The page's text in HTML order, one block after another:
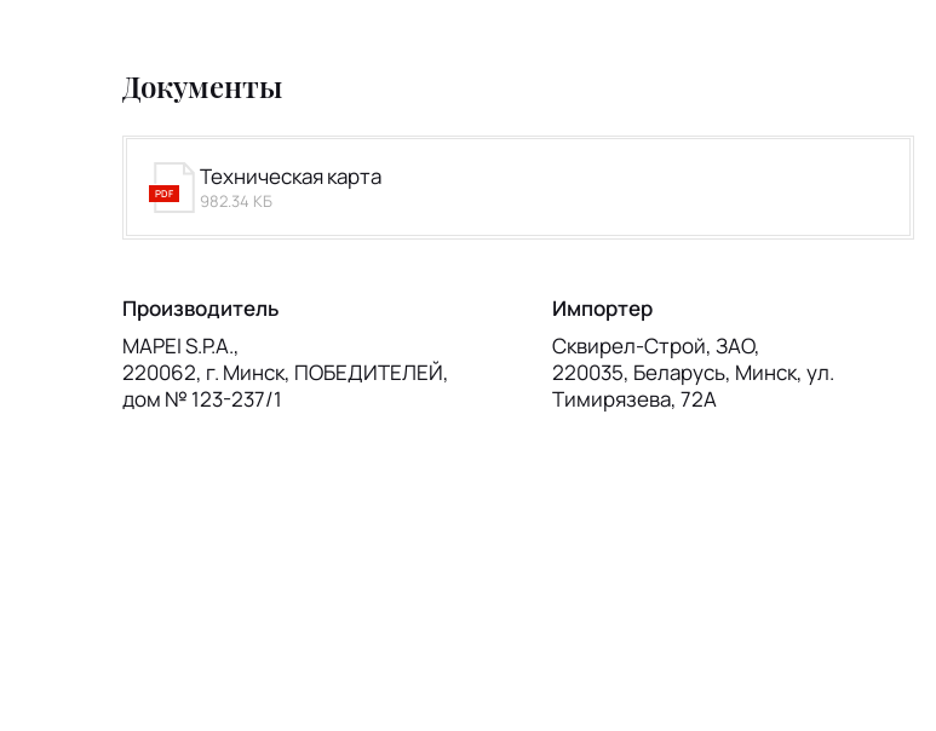
Документы
PDF
Техническая карта
982.34 КБ
Производитель
MAPEI S.P.A.,
220062, г. Минск, ПОБЕДИТЕЛЕЙ,
дом № 123-237/1
Импортер
Сквирел-Строй, ЗАО,
220035, Беларусь, Минск, ул.
Тимирязева, 72А